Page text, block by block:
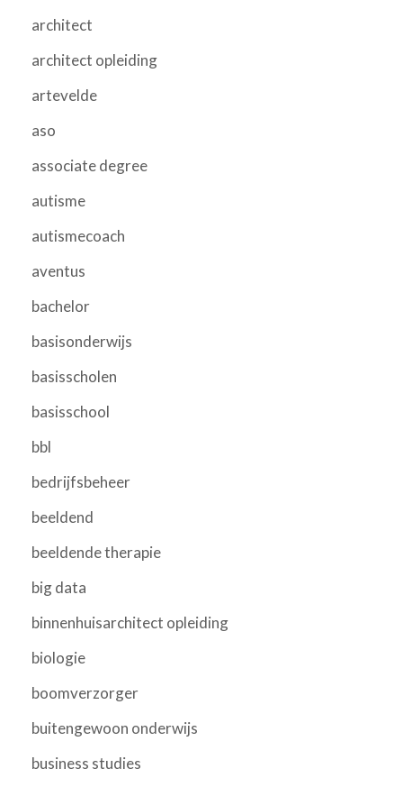
architect
architect opleiding
artevelde
aso
associate degree
autisme
autismecoach
aventus
bachelor
basisonderwijs
basisscholen
basisschool
bbl
bedrijfsbeheer
beeldend
beeldende therapie
big data
binnenhuisarchitect opleiding
biologie
boomverzorger
buitengewoon onderwijs
business studies